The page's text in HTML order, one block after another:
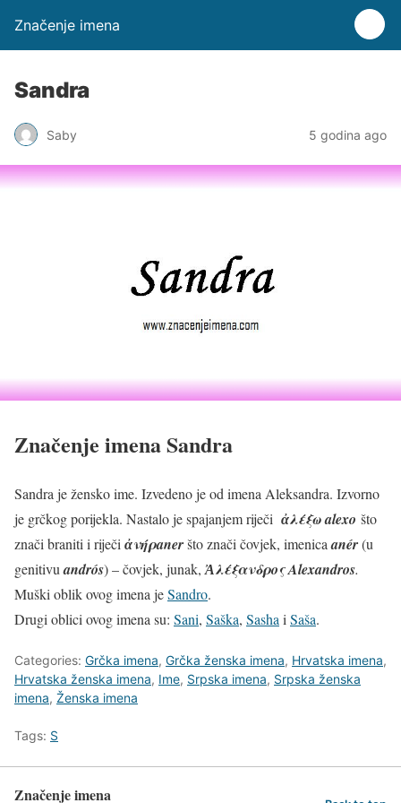
Značenje imena
Sandra
Saby 5 godina ago
Značenje imena Sandra
Sandra je žensko ime. Izvedeno je od imena Aleksandra. Izvorno
je grčkog porijekla. Nastalo je spajanjem riječi ἀλέξω alexo što
znači braniti i riječi ἀνήρaneršto znači čovjek, imenicaanér(u
genitivuandrós) – čovjek, junak, Ἀλέξανδρος Alexandros.
Muški oblik ovog imena jeSandro.
Drugi oblici ovog imena su: Sani, Saška, Sasha i Saša.
Categories: Grčka imena, Grčka ženska imena, Hrvatska imena,
Hrvatska ženska imena, Ime, Srpska imena, Srpska ženska
imena, Ženska imena
Tags: S
Značenje imena